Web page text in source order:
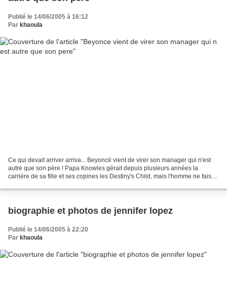
Publié le 14/06/2005 à 16:12
Par khaoula
Ce qui devait arriver arriva... Beyoncé vient de virer son manager qui n'est
autre que son père ! Papa Knowles gérait depuis plusieurs années la
carrière de sa fille et ses copines les Destiny's Child, mais l'homme ne faisait
biographie et photos de jennifer lopez
Publié le 14/06/2005 à 22:20
Par khaoula